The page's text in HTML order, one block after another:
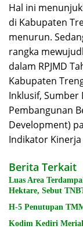
Hal ini
di Kabupaten
menurun.
rangka
dalam RPJMD
Kabupaten
Inklusif, Sumber
Pembangunan
Development)
Indikator Kinerja
Berita Terkait
Luas Area
Hektare, Sebut
H-5 Penutupan
Kodim Kediri